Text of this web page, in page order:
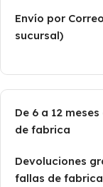
Envío por
sucursal)
De 6 a 12
de fabrica
Devoluciones
fallas de